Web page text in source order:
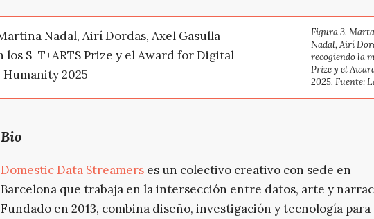
Figura 3.
Nadal, Airí
recogiendo la
Prize y el
2025. Fuente:
Bio
Domestic Data Streamers es un colectivo creativo con sede en
Barcelona que trabaja en la intersección entre datos, arte y
Fundado en 2013, combina diseño, investigación y tecnología para